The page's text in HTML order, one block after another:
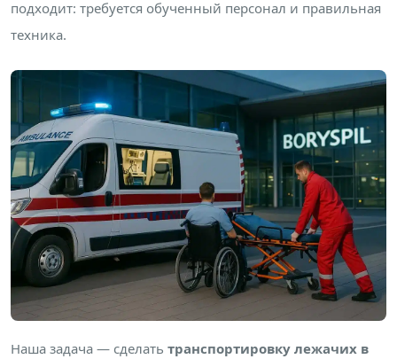
подходит: требуется обученный персонал и правильная
техника.
Наша задача — сделать транспортировку лежачих в